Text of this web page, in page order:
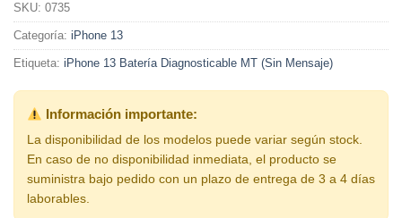
SKU: 0735
Categoría: iPhone 13
Etiqueta: iPhone 13 Batería Diagnosticable MT (Sin Mensaje)
Información importante:
La disponibilidad de los modelos puede variar según stock.
En caso de no disponibilidad inmediata, el producto se
suministra bajo pedido con un plazo de entrega de 3 a 4 días
laborables.